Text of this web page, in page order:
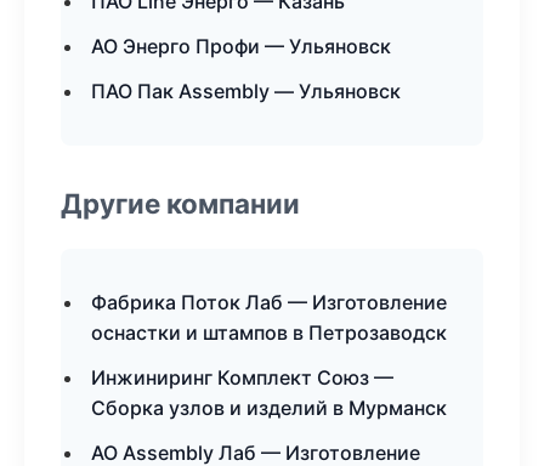
АО Энерго Профи — Ульяновск
ПАО Пак Assembly — Ульяновск
Другие компании
Фабрика Поток Лаб — Изготовление
оснастки и штампов в Петрозаводск
Инжиниринг Комплект Союз —
Сборка узлов и изделий в Мурманск
АО Assembly Лаб — Изготовление